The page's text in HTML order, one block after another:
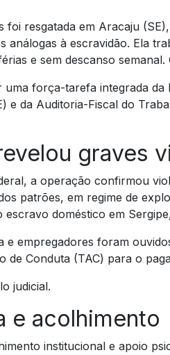
foi resgatada em Aracaju
análogas à escravidão. Ela
e sem descanso
força-tarefa integrada da
e da Auditoria-Fiscal do
graves
a operação confirmou
patrões, em regime de
escravo doméstico em
e empregadores foram
de Conduta (TAC) para o
judicial.
e acolhimento
institucional e apoio